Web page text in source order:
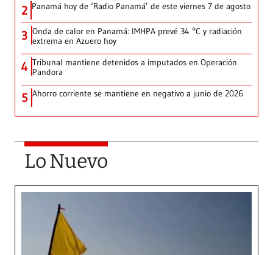
2 Panamá hoy de ‘Radio Panamá’ de este viernes 7 de agosto
3 Onda de calor en Panamá: IMHPA prevé 34 °C y radiación
extrema en Azuero hoy
4 Tribunal mantiene detenidos a imputados en Operación
Pandora
5 Ahorro corriente se mantiene en negativo a junio de 2026
Lo Nuevo